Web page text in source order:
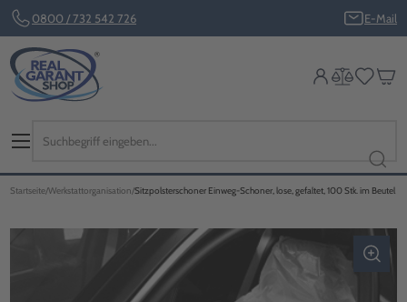
0800 / 732 542 726 E-Mail
Startseite Werkstattorganisation Sitzpolsterschoner Einweg-Schoner, lose, gefaltet, 100 Stk. im Beutel